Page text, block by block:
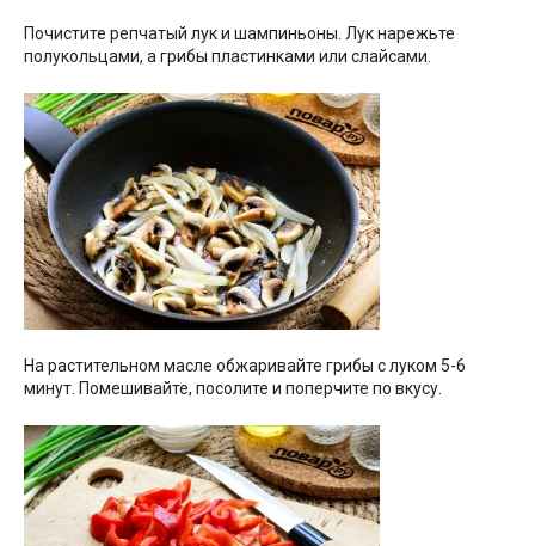
Почистите репчатый лук и шампиньоны. Лук нарежьте
полукольцами, а грибы пластинками или слайсами.
На растительном масле обжаривайте грибы с луком 5-6
минут. Помешивайте, посолите и поперчите по вкусу.